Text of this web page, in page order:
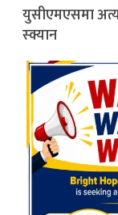
युसीएमएसमा
स्क्यान